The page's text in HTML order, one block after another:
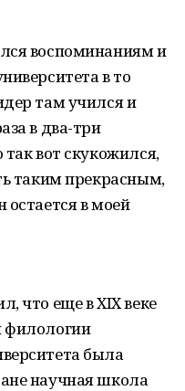
воспоминаниям и
в то
там учился и
в два-три
вот скукожился,
таким прекрасным,
в моей
что еще в XIX веке
филологии
была
научная школа